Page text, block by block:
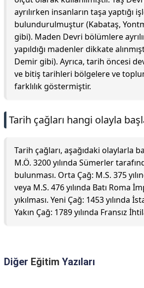
ayrılırken insanların taşa yaptığı
bulundurulmuştur (Kabataş,
gibi). Maden Devri bölümlere
yapıldığı madenler dikkate
Demir gibi). Ayrıca, tarih öncesi
ve bitiş tarihleri bölgelere ve
farklılık göstermiştir.
Tarih çağları hangi olayla
Tarih çağları, aşağıdaki olaylarla
M.Ö. 3200 yılında Sümerler
bulunması. Orta Çağ: M.S. 375
veya M.S. 476 yılında Batı Roma
yıkılması. Yeni Çağ: 1453 yılında
Yakın Çağ: 1789 yılında Fransız
Diğer Eğitim Yazıları